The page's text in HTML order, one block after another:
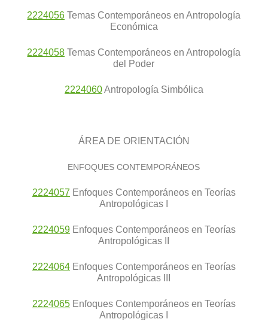
2224056 Temas Contemporáneos en Antropología
Económica
2224058 Temas Contemporáneos en Antropología
del Poder
2224060Antropología Simbólica
ÁREA DE ORIENTACIÓN
ENFOQUES CONTEMPORÁNEOS
2224057 Enfoques Contemporáneos en Teorías
Antropológicas I
2224059Enfoques Contemporáneos en Teorías
Antropológicas II
2224064Enfoques Contemporáneos en Teorías
Antropológicas III
2224065Enfoques Contemporáneos en Teorías
Antropológicas I